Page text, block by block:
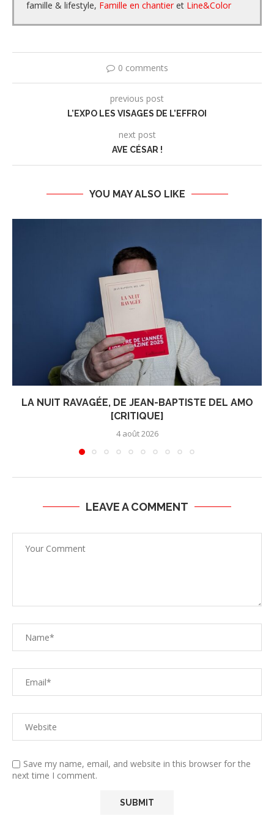
famille & lifestyle, Famille en chantier et Line&Color
0 comments
previous post
L’EXPO LES VISAGES DE L’EFFROI
next post
AVE CÉSAR !
YOU MAY ALSO LIKE
LA NUIT RAVAGÉE, DE JEAN-BAPTISTE DEL AMO
[CRITIQUE]
4 août 2026
LEAVE A COMMENT
Save my name, email, and website in this browser for the
next time I comment.